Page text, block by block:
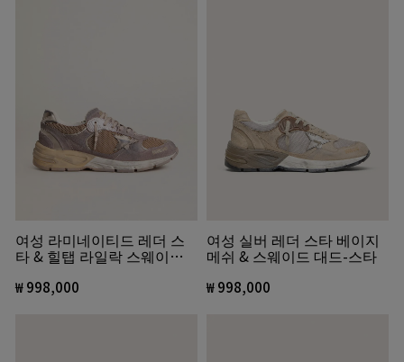
여성 라미네이티드 레더 스
타 & 힐탭 라일락 스웨이드 &
₩ 998,000
여성 실버 레더 스타 베이지
메쉬 & 스웨이드 대드-스타
₩ 998,000